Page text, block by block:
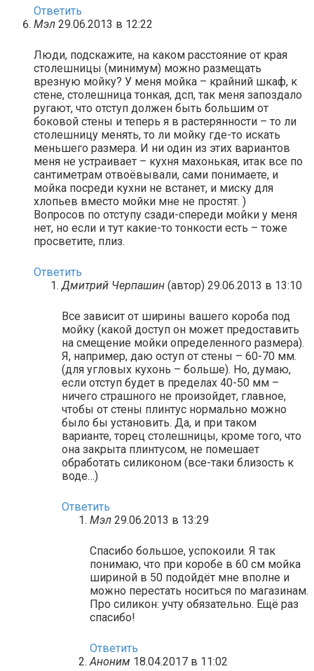
Ответить
Мэл 29.06.2013 в 12:22
Люди, подскажите, на каком расстояние от края
столешницы (минимум) можно размещать
врезную мойку? У меня мойка – крайний шкаф, к
стене, столешница тонкая, дсп, так меня запоздало
ругают, что отступ должен быть большим от
боковой стены и теперь я в растерянности – то ли
столешницу менять, то ли мойку где-то искать
меньшего размера. И ни один из этих вариантов
меня не устраивает – кухня махонькая, итак все по
сантиметрам отвоёвывали, сами понимаете, и
мойка посреди кухни не встанет, и миску для
хлопьев вместо мойки мне не простят. )
Вопросов по отступу сзади-спереди мойки у меня
нет, но если и тут какие-то тонкости есть – тоже
просветите, плиз.
Ответить
Дмитрий Черпашин (автор) 29.06.2013 в 13:10
Все зависит от ширины вашего короба под
мойку (какой доступ он может предоставить
на смещение мойки определенного размера).
Я, например, даю оступ от стены – 60-70 мм.
(для угловых кухонь – больше). Но, думаю,
если отступ будет в пределах 40-50 мм –
ничего страшного не произойдет, главное,
чтобы от стены плинтус нормально можно
было бы установить. Да, и при таком
варианте, торец столешницы, кроме того, что
она закрыта плинтусом, не помешает
обработать силиконом (все-таки близость к
воде…)
Ответить
Мэл 29.06.2013 в 13:29
Спасибо большое, успокоили. Я так
понимаю, что при коробе в 60 см мойка
шириной в 50 подойдёт мне вполне и
можно перестать носиться по магазинам.
Про силикон: учту обязательно. Ещё раз
спасибо!
Ответить
Аноним 18.04.2017 в 11:02